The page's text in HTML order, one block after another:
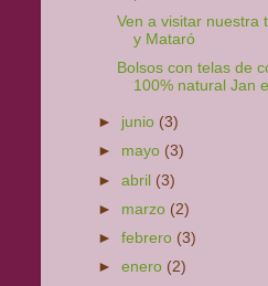
Ven a visitar nuestra
y Mataró
Bolsos con telas de
100% natural Jan
► junio (3)
► mayo (3)
►abril (3)
► marzo (2)
►febrero (3)
►enero (2)